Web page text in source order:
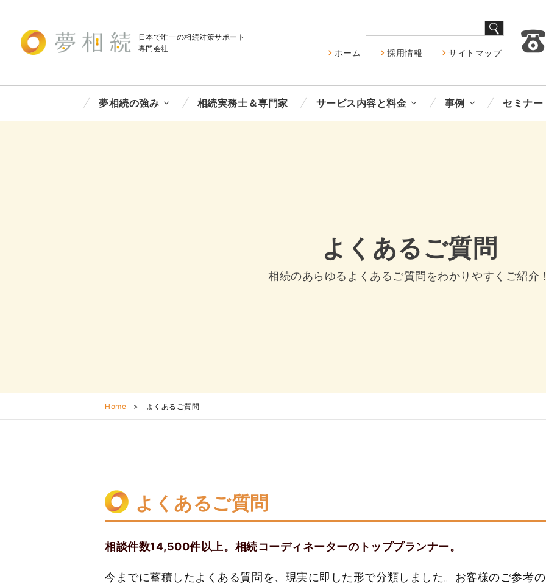
日本で唯一の相続対策サポート
専門会社
ホーム 採用情報 サイトマップ
夢相続の強み 相続実務士＆専門家 サービス内容と料金 事例 セミナー
よくあるご質問
相続のあらゆるよくあるご質問をわかりやすくご紹介
Home > よくあるご質問
よくあるご質問
相談件数14,500件以上。相続コーディネーターのトッププランナー。
今までに蓄積したよくある質問を、現実に即した形で分類しました。お客様のご参考